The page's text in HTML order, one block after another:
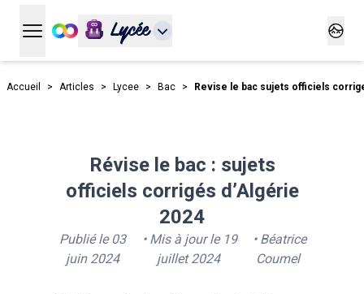
Ouvrir le menu principal
Lycée
Accueil > Articles > Lycee > Bac > Revise le bac sujets officiels
Révise le bac : sujets
officiels corrigés d’Algérie
2024
Publié le03
juin 2024
• Mis à jour le 19
juillet 2024
• Béatrice
Coumel